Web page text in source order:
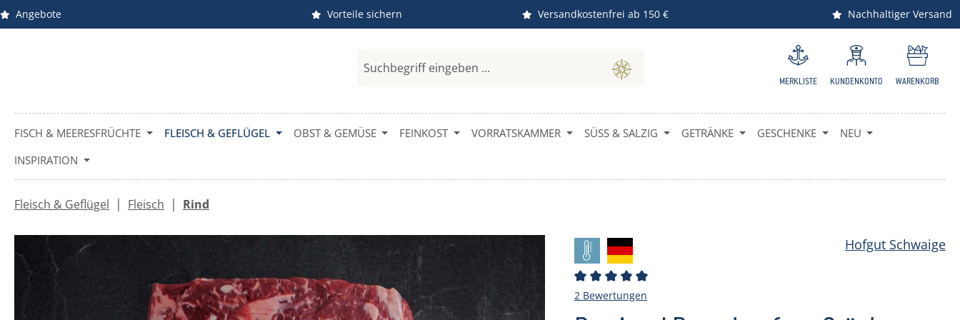
Hauptinhalt springen
Zur Suche springen
Zur Hauptnavigation springen
Angebote Vorteile sichern Versandkostenfrei ab 150 € Nachhaltiger Versand
MERKLISTE KUNDENKONTO WARENKORB
FISCH & MEERESFRÜCHTE FLEISCH & GEFLÜGEL OBST & GEMÜSE FEINKOST VORRATSKAMMER SÜSS & SALZIG GETRÄNKE GESCHENKE
NEU
INSPIRATION
Fleisch & Geflügel | Fleisch | Rind
Bildergalerie überspringen Hofgut Schwaige
Durchschnittliche Bewertung von 5 von 5 Sternen
2 Bewertungen